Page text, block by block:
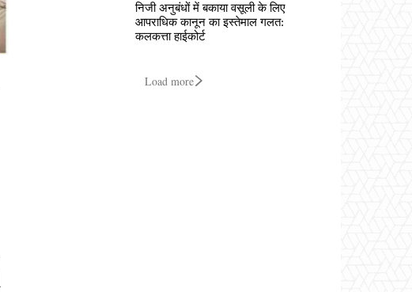
निजी अनुबंधों में बकाया वसूली के लिए
आपराधिक कानून का इस्तेमाल गलत:
कलकत्ता हाईकोर्ट
Load more